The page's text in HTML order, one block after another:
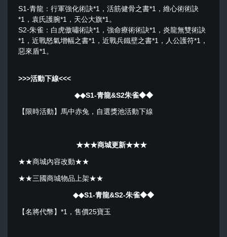
S1-青龍：行軍強化術訣*1，活筋健骨之書*1，維心術術訣
*1，袁氏護腕*1，天公大旗*1。
S2-朱雀：白虎傲嘯術訣*1，強命療術術訣*1，炎龍無雙術訣
*1，近戰怒氣增幅之書*1，近戰兵鐵壁之書*1，人公護符*1，
惡來盾*1。
>>>活動下線<<<
◆◆S1-青龍&S2朱雀◆◆
【限時活動】馬中赤兔，自選獎池活動下線
★★★商城更新★★★
★★商城內容改動★★
★★三國商城物品上架★★
◆◆S1-青龍&S2-朱雀◆◆
【名將代幣】*1，售價25寶玉